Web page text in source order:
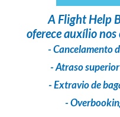
A Flight Help
oferece auxílio nos
- Cancelamento
- Atraso
- Extravio de
-